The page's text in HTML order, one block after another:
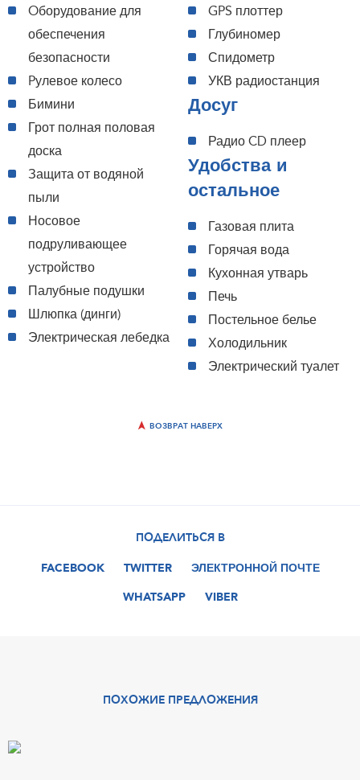
Oборудование для
обеспечения
безопасности
Pулевое колесо
Бимини
Грот полная половая
доска
Защита от водяной
пыли
Носовое
подруливающее
устройство
Палубные подушки
Шлюпка (динги)
Электрическая лебедка
GPS плоттер
Глубиномер
Спидометр
УКВ радиостанция
Досуг
Радио CD плеер
Удобства и
остальное
Газовая плита
Горячая вода
Кухонная утварь
Печь
Постельное белье
Холодильник
Электрический туалет
ВОЗВРАТ НАВЕРХ
ПОДЕЛИТЬСЯ В
FACEBOOK
TWITTER
ЭЛЕКТРОННОЙ ПОЧТЕ
WHATSAPP
VIBER
ПОХОЖИЕ ПРЕДЛОЖЕНИЯ